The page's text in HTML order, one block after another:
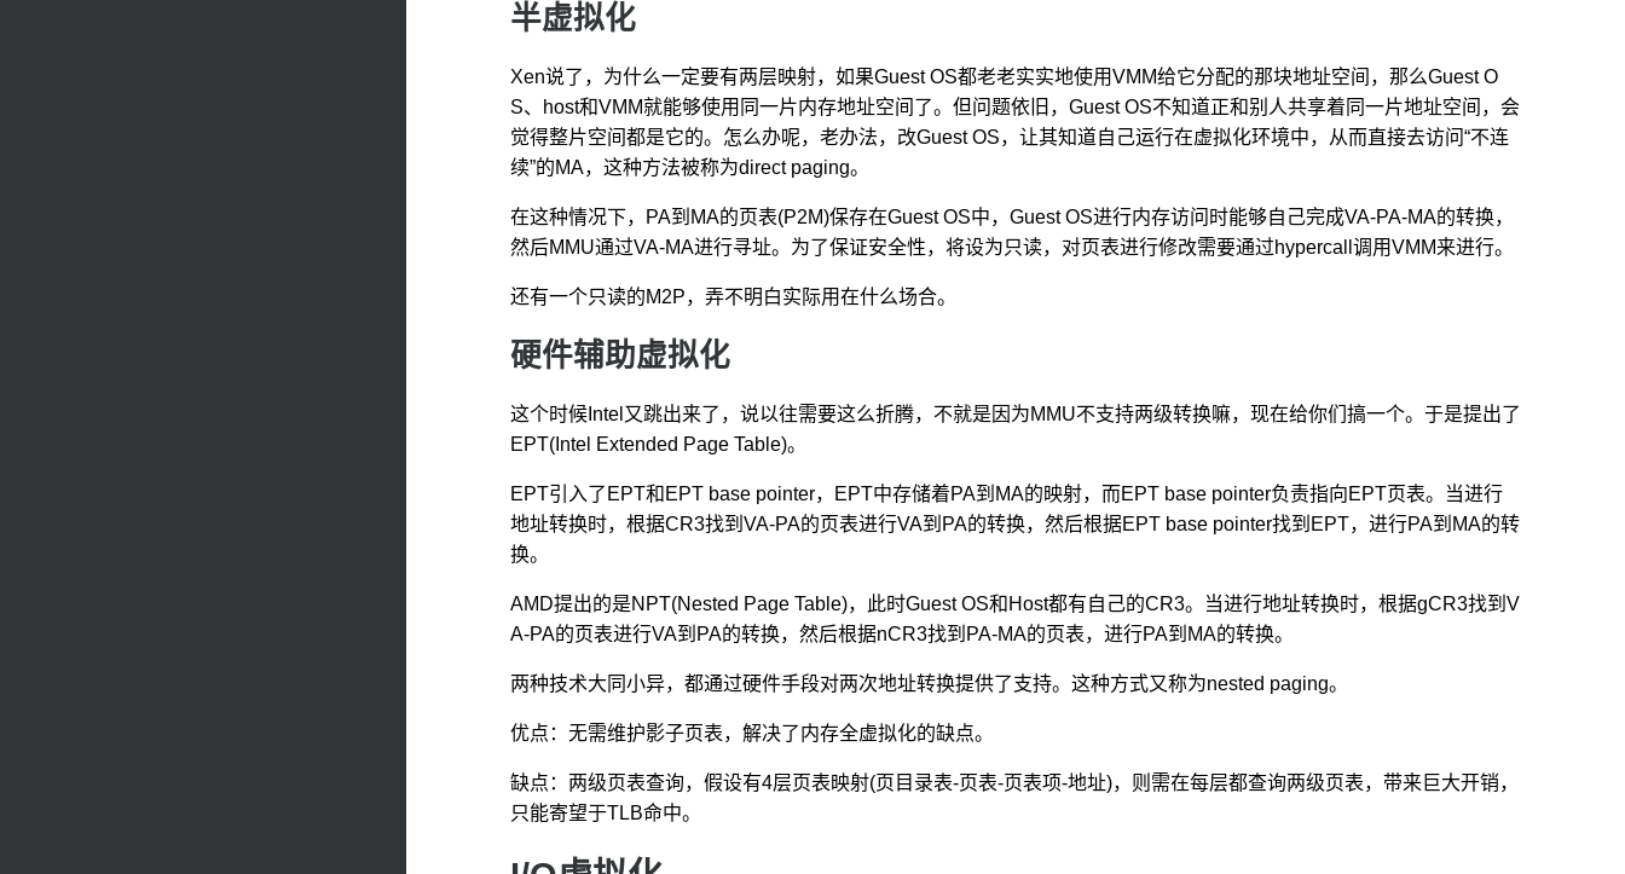
半虚拟化
Xen说了，为什么一定要有两层映射，如果Guest OS都老老实实地使用VMM给它分配的那块地址空间，那么Guest O
S、host和VMM就能够使用同一片内存地址空间了。但问题依旧，Guest OS不知道正和别人共享着同一片地址空间，会
觉得整片空间都是它的。怎么办呢，老办法，改Guest OS，让其知道自己运行在虚拟化环境中，从而直接去访问“不连
续”的MA，这种方法被称为direct paging。
在这种情况下，PA到MA的页表(P2M)保存在Guest OS中，Guest OS进行内存访问时能够自己完成VA-PA-MA的转换，
然后MMU通过VA-MA进行寻址。为了保证安全性，将设为只读，对页表进行修改需要通过hypercall调用VMM来进行。
还有一个只读的M2P，弄不明白实际用在什么场合。
硬件辅助虚拟化
这个时候Intel又跳出来了，说以往需要这么折腾，不就是因为MMU不支持两级转换嘛，现在给你们搞一个。于是提出了
EPT(Intel Extended Page Table)。
EPT引入了EPT和EPT base pointer，EPT中存储着PA到MA的映射，而EPT base pointer负责指向EPT页表。当进行
地址转换时，根据CR3找到VA-PA的页表进行VA到PA的转换，然后根据EPT base pointer找到EPT，进行PA到MA的转
换。
AMD提出的是NPT(Nested Page Table)，此时Guest OS和Host都有自己的CR3。当进行地址转换时，根据gCR3找到V
A-PA的页表进行VA到PA的转换，然后根据nCR3找到PA-MA的页表，进行PA到MA的转换。
两种技术大同小异，都通过硬件手段对两次地址转换提供了支持。这种方式又称为nested paging。
优点：无需维护影子页表，解决了内存全虚拟化的缺点。
缺点：两级页表查询，假设有4层页表映射(页目录表-页表-页表项-地址)，则需在每层都查询两级页表，带来巨大开销，
只能寄望于TLB命中。